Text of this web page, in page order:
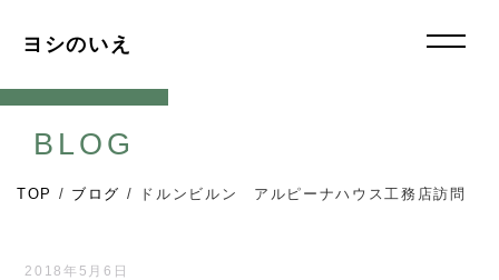
ヨシのいえ
BLOG
TOP / ブログ / ドルンビルン アルピーナハウス工務店訪問
2018年5月6日